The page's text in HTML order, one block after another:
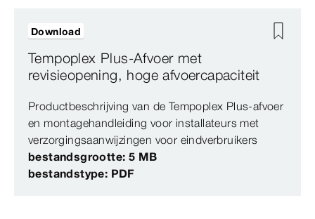
Tempoplex Plus-Afvoer met
revisieopening, hoge afvoercapaciteit
Productbeschrijving van de Tempoplex Plus-afvoer
en montagehandleiding voor installateurs met
verzorgingsaanwijzingen voor eindverbruikers
bestandsgrootte: 5 MB
bestandstype: PDF
Download